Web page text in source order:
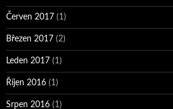
Červen 2017 (1)
Březen 2017 (2)
Leden 2017 (1)
Říjen 2016 (1)
Srpen 2016 (1)